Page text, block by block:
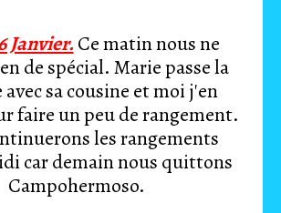
Janvier. Ce matin nous ne
de spécial. Marie passe la
sa cousine et moi j'en
faire un peu de rangement.
les rangements
car demain nous quittons
Campohermoso.